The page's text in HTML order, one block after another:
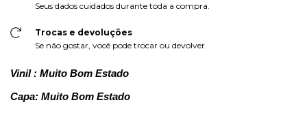
Seus dados cuidados durante toda a compra.
Trocas e devoluções
Se não gostar, você pode trocar ou devolver.
Vinil : Muito Bom Estado
Capa: Muito Bom Estado